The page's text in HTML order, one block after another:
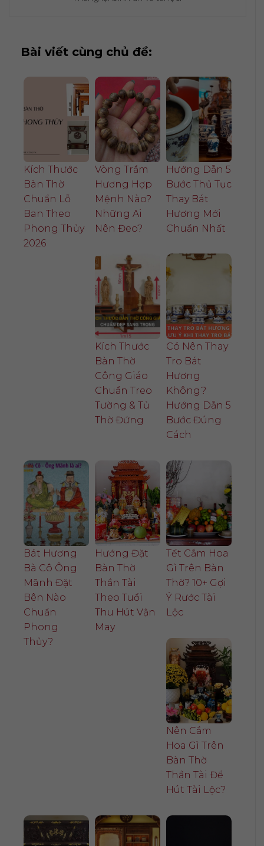
Bài viết cùng chủ đề:
Kích Thước
Bàn Thờ
Chuẩn Lỗ
Ban Theo
Phong Thủy
2026
Vòng Trầm
Hương Hợp
Mệnh Nào?
Những Ai
Nên Đeo?
Hướng Dẫn 5
Bước Thủ Tục
Thay Bát
Hương Mới
Chuẩn Nhất
Kích Thước
Bàn Thờ
Công Giáo
Chuẩn Treo
Tường & Tủ
Thờ Đứng
Có Nên Thay
Tro Bát
Hương
Không?
Hướng Dẫn 5
Bước Đúng
Cách
Bát Hương
Bà Cô Ông
Mãnh Đặt
Bên Nào
Chuẩn
Phong
Thủy?
Hướng Đặt
Bàn Thờ
Thần Tài
Theo Tuổi
Thu Hút Vận
May
Tết Cắm Hoa
Gì Trên Bàn
Thờ? 10+ Gợi
Ý Rước Tài
Lộc
Nên Cắm
Hoa Gì Trên
Bàn Thờ
Thần Tài Để
Hút Tài Lộc?